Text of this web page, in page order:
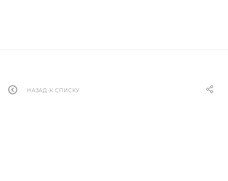
НАЗАД К СПИСКУ